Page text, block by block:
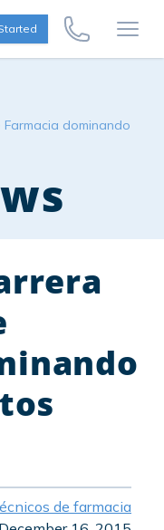
Call Us Now
dominando
de farmacia